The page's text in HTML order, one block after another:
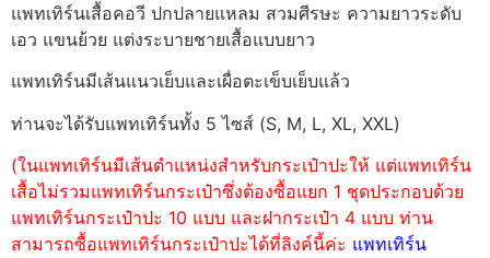
แพทเทิร์นเสื้อคอวี ปกปลายแหลม สวมศีรษะ ความยาวระดับ
เอว แขนย้วย แต่งระบายชายเสื้อแบบยาว
แพทเทิร์นมีเส้นแนวเย็บและเผื่อตะเข็บเย็บแล้ว
ท่านจะได้รับแพทเทิร์นทั้ง 5 ไซส์ (S, M, L, XL, XXL)
(ในแพทเทิร์นมีเส้นตำแหน่งสำหรับกระเป๋าปะให้ แต่แพทเทิร์น
เสื้อไม่รวมแพทเทิร์นกระเป๋าซึ่งต้องซื้อแยก 1 ชุดประกอบด้วย
แพทเทิร์นกระเป๋าปะ 10 แบบ และฝากระเป๋า 4 แบบ ท่าน
สามารถซื้อแพทเทิร์นกระเป๋าปะได้ที่ลิงค์นี้ค่ะ แพทเทิร์น